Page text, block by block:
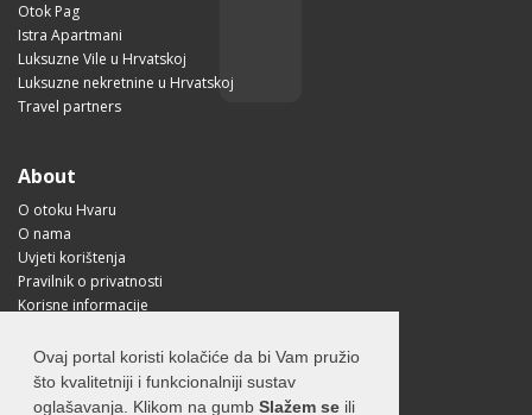
Ovaj portal koristi kolačiće da bi Vam pružio
što kvalitetniji i funkcionalniji sustav
oglašavanja. Klikom na gumb Slažem se ili
Otok Pag
Istra Apartmani
Luksuzne Vile u Hrvatskoj
Luksuzne nekretnine u Hrvatskoj
Travel partners
About
O otoku Hvaru
O nama
Uvjeti korištenja
Pravilnik o privatnosti
Korisne informacije
Free Mobile App
Visit Croatia